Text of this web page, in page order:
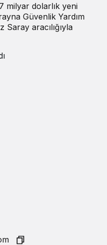
milyar dolarlık yeni
Güvenlik Yardım
aracılığıyla